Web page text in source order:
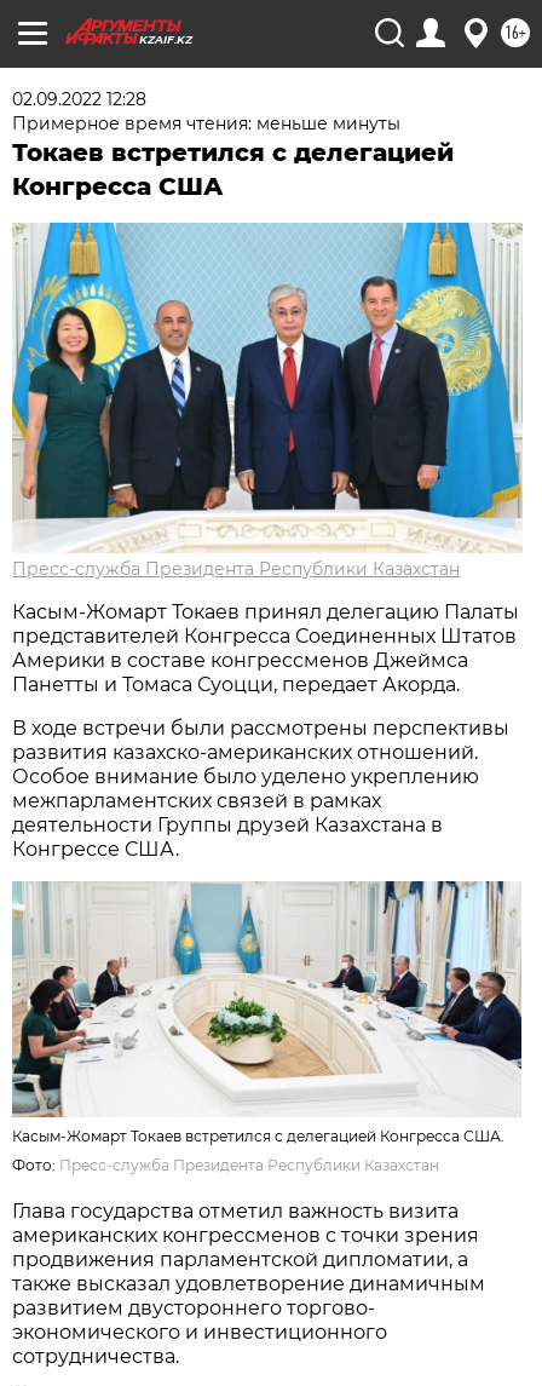
KZAIF.KZ 16+
02.09.2022 12:28
Примерное время чтения: меньше минуты
Токаев встретился с делегацией
Конгресса США
Пресс-служба Президента Республики Казахстан
Касым-Жомарт Токаев принял делегацию Палаты
представителей Конгресса Соединенных Штатов
Америки в составе конгрессменов Джеймса
Панетты и Томаса Суоцци, передает Акорда.
В ходе встречи были рассмотрены перспективы
развития казахско-американских отношений.
Особое внимание было уделено укреплению
межпарламентских связей в рамках
деятельности Группы друзей Казахстана в
Конгрессе США.
Касым-Жомарт Токаев встретился с делегацией Конгресса США.
Фото: Пресс-служба Президента Республики Казахстан
Глава государства отметил важность визита
американских конгрессменов с точки зрения
продвижения парламентской дипломатии, а
также высказал удовлетворение динамичным
развитием двустороннего торгово-
экономического и инвестиционного
сотрудничества.